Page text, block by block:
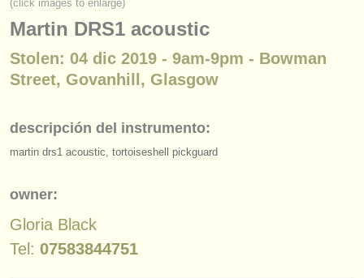
instrumentos robados
directorios:
orquestas y teatros
conservatorios
jóvenes orquestas
contáctenos
(click images to enlarge)
Martin DRS1 acoustic
Stolen: 04 dic 2019 - 9am-9pm - Bowman
Street, Govanhill, Glasgow
descripción del instrumento:
martin drs1 acoustic, tortoiseshell pickguard
owner:
Gloria Black
Tel: 07583844751